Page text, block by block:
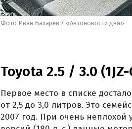
Фото Иван Бахарев / «Автоновости дня»
Toyota 2.5 / 3.0 (1JZ-
Первое место в списке
от 2,5 до 3,0 литров. Это
2007 год. При очень